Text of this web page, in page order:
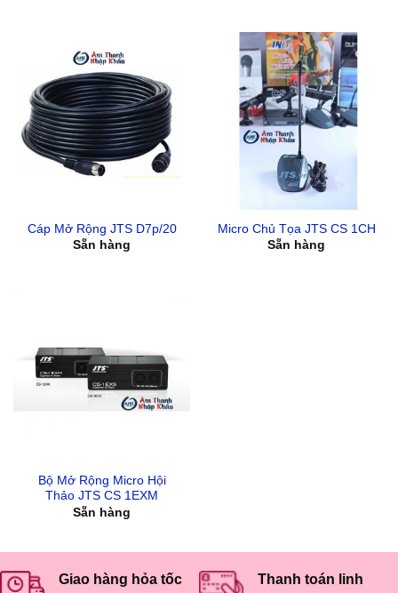
Cáp Mở Rộng JTS D7p/20
Sẵn hàng
Micro Chủ Tọa JTS CS 1CH
Sẵn hàng
Bộ Mở Rộng Micro Hội
Thảo JTS CS 1EXM
Sẵn hàng
Giao hàng hỏa tốc
Thanh toán linh